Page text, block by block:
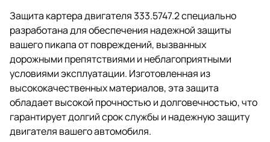
Защита картера двигателя 333.5747.2 специально
разработана для обеспечения надежной защиты
вашего пикапа от повреждений, вызванных
дорожными препятствиями и неблагоприятными
условиями эксплуатации. Изготовленная из
высококачественных материалов, эта защита
обладает высокой прочностью и долговечностью, что
гарантирует долгий срок службы и надежную защиту
двигателя вашего автомобиля.